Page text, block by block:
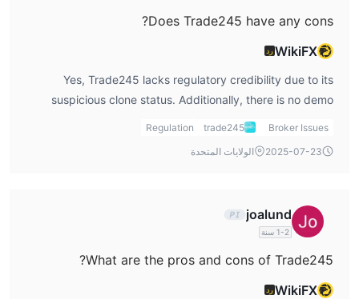
Does Trade245 have any cons?
WikiFXرد
Yes, Trade245 lacks regulatory credibility due to its
suspicious clone status. Additionally, there is no demo
account available, transfer fees and times are not clearly
support. These are important considerations that may
Broker Issues
trade245
Regulation
2025-07-23
الولايات المتحدة
joalund
1-2 سنة
What are the pros and cons of Trade245?
WikiFXرد